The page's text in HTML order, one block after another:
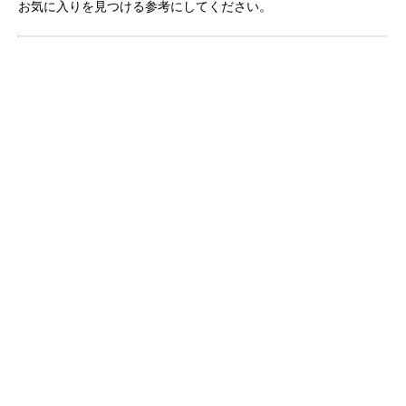
お気に入りを見つける参考にしてください。